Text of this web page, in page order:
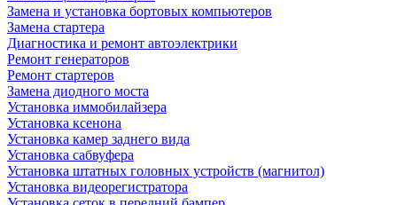
Замена и установка бортовых компьютеров
Замена стартера
Диагностика и ремонт автоэлектрики
Ремонт генераторов
Ремонт стартеров
Замена диодного моста
Установка иммобилайзера
Установка ксенона
Установка камер заднего вида
Установка сабвуфера
Установка штатных головных устройств (магнитол)
Установка видеорегистратора